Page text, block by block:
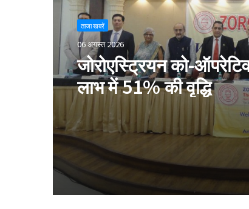
ताजा खबरें
06 अगस्त 2026
जोरोएस्ट्रियन को-
लाभ में 51% की वृद्धि